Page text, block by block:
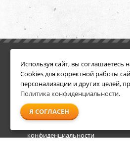
Условия возврата
О компании
Доставка
Оплата
Гарантия и сервис
конфиденциальности
Акции
Используя сайт, вы соглашаетесь
Cookies для корректной работы
персонализации и других целей,
Политика конфиденциальности.
Я СОГЛАСЕН